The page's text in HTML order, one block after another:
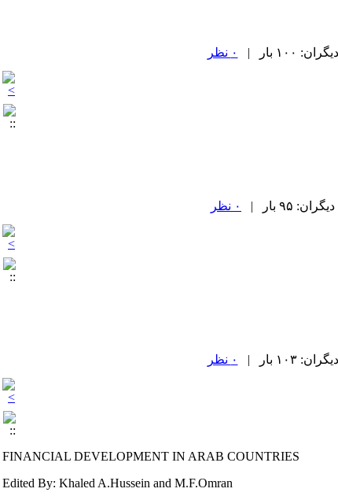
۰ نظر
۰ نظر
۰ نظر
FINANCIAL DEVELOPMENT IN ARAB COUNTRIES
Edited By: Khaled A.Hussein and M.F.Omran